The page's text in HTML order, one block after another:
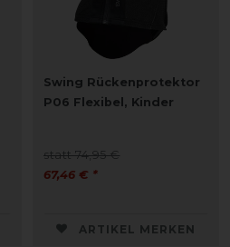
Swing Rückenprotektor
P06 Flexibel, Kinder
statt 74,95 €
67,46 € *
ARTIKEL MERKEN